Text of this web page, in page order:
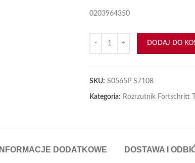
0203964350
DODAJ DO
SKU: S0565P S7108
Kategoria: Rozrzutnik Fortschritt
INFORMACJE DODATKOWE DOSTAWA I